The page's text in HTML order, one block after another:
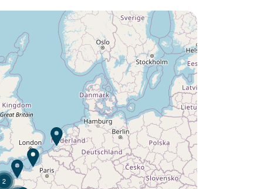
¿Quiere descubrir :
Camping L'Orangerie de
Lanniron ?
Descubra
2